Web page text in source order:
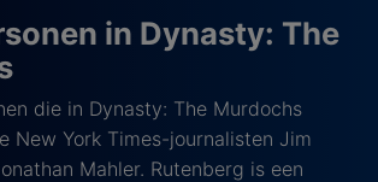
in Dynasty: The
die in Dynasty: The Murdochs
New York Times-journalisten Jim
Mahler. Rutenberg is een